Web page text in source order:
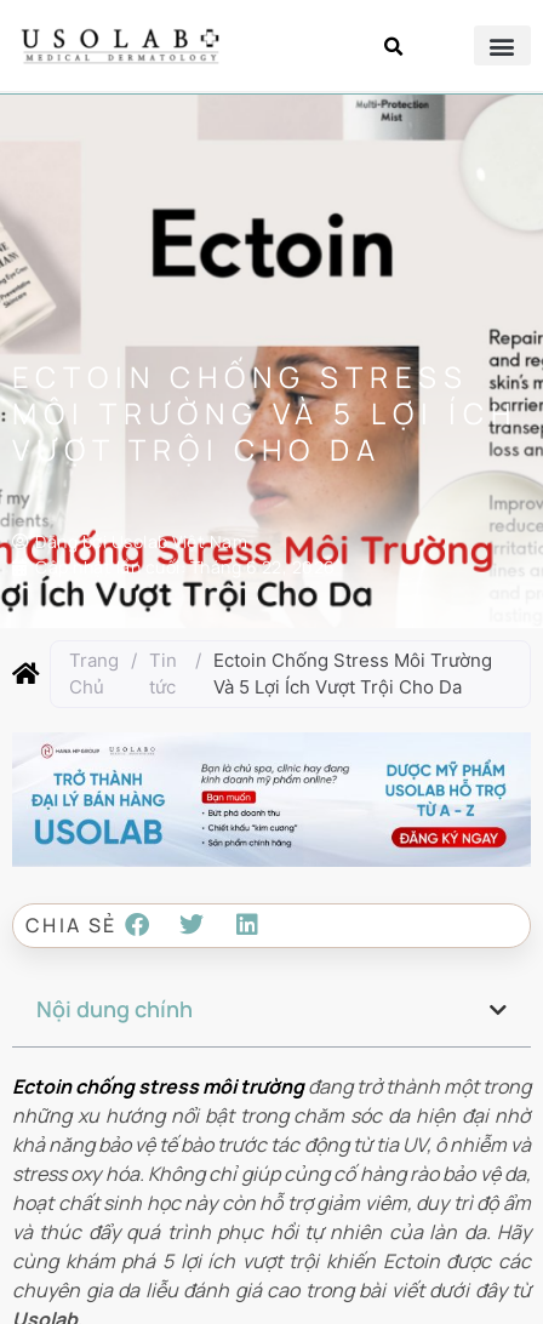
ECTOIN CHỐNG STRESS
MÔI TRƯỜNG VÀ 5 LỢI ÍCH
VƯỢT TRỘI CHO DA
Đăng bởiUsolab Việt Nam
Cập nhật lần cuối:Tháng 6 22, 2026
Trang
Chủ
/ Tin
tức
/ Ectoin Chống Stress Môi Trường
Và 5 Lợi Ích Vượt Trội Cho Da
CHIA SẺ
Nội dung chính
Ectoin chống stress môi trườngđang trở thành một trong
những xu hướng nổi bật trong chăm sóc da hiện đại nhờ
khả năng bảo vệ tế bào trước tác động từ tia UV, ô nhiễm và
stress oxy hóa. Không chỉ giúp củng cố hàng rào bảo vệ da,
hoạt chất sinh học này còn hỗ trợ giảm viêm, duy trì độ ẩm
và thúc đẩy quá trình phục hồi tự nhiên của làn da. Hãy
cùng khám phá 5 lợi ích vượt trội khiến Ectoin được các
chuyên gia da liễu đánh giá cao trong bài viết dưới đây từ